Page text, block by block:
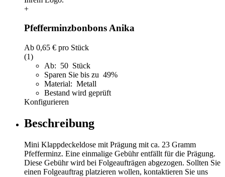
+
Pfefferminzbonbons Anika
Ab 0,65 € pro Stück
(1)
Ab: 50 Stück
Sparen Sie bis zu 49%
Material: Metall
Bestand wird geprüft
Konfigurieren
Beschreibung
Mini Klappdeckeldose mit Prägung mit ca. 23 Gramm
Pfefferminz. Eine einmalige Gebühr entfällt für die Prägung.
Diese Gebühr wird bei Folgeaufträgen abgezogen. Sollten Sie
einen Folgeauftrag platzieren wollen, kontaktieren Sie uns